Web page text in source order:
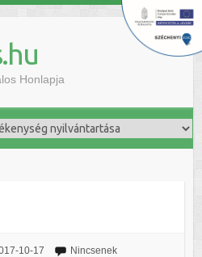
Honlapja
10-17
Nincsenek